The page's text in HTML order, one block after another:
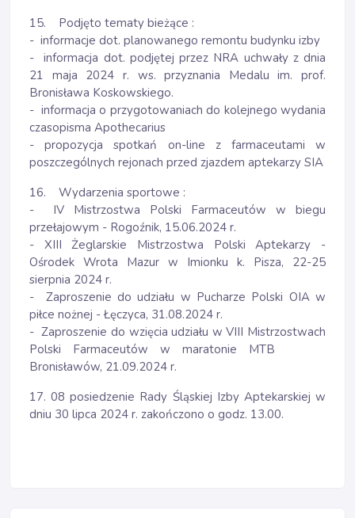
15. Podjęto tematy bieżące :
- informacje dot. planowanego remontu budynku izby
- informacja dot. podjętej przez NRA uchwały z dnia
21 maja 2024 r. ws. przyznania Medalu im. prof.
Bronisława Koskowskiego.
- informacja o przygotowaniach do kolejnego wydania
czasopisma Apothecarius
- propozycja spotkań on-line z farmaceutami w
poszczególnych rejonach przed zjazdem aptekarzy SIA
16. Wydarzenia sportowe :
- IV Mistrzostwa Polski Farmaceutów w biegu
przełajowym - Rogoźnik, 15.06.2024 r.
- XIII Żeglarskie Mistrzostwa Polski Aptekarzy -
Ośrodek Wrota Mazur w Imionku k. Pisza, 22-25
sierpnia 2024 r.
- Zaproszenie do udziału w Pucharze Polski OIA w
piłce nożnej - Łęczyca, 31.08.2024 r.
- Zaproszenie do wzięcia udziału w VIII Mistrzostwach
Polski Farmaceutów w maratonie MTB
Bronisławów, 21.09.2024 r.
17. 08 posiedzenie Rady Śląskiej Izby Aptekarskiej w
dniu 30 lipca 2024 r. zakończono o godz. 13.00.